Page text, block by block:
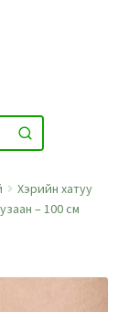
Хэрийн хатуу
– 100 см